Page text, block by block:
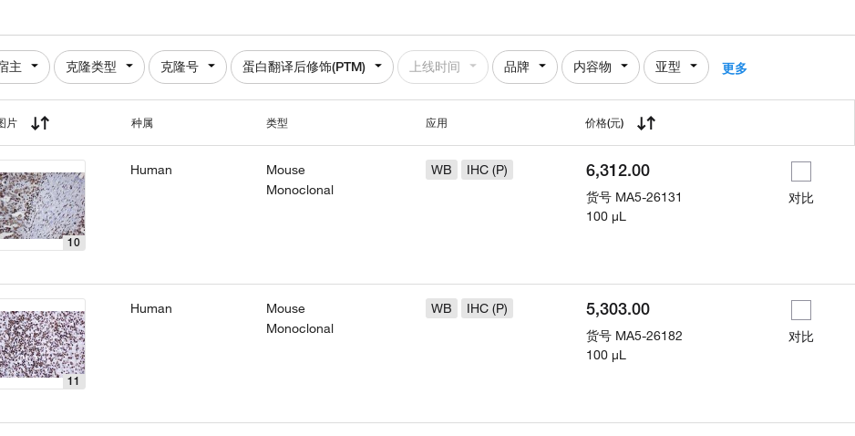
主 克隆类型 克隆号 蛋白翻译后修饰(PTM) 上线时间 品牌 内容物 亚型 更多
片 种属 类型 应用 价格(元)
10
Human
Mouse
Monoclonal
WB IHC (P) 6,312.00
货号 MA5-26131
100 µL
对比
11
Human
Mouse
Monoclonal
WB IHC (P) 5,303.00
货号 MA5-26182
100 µL
对比